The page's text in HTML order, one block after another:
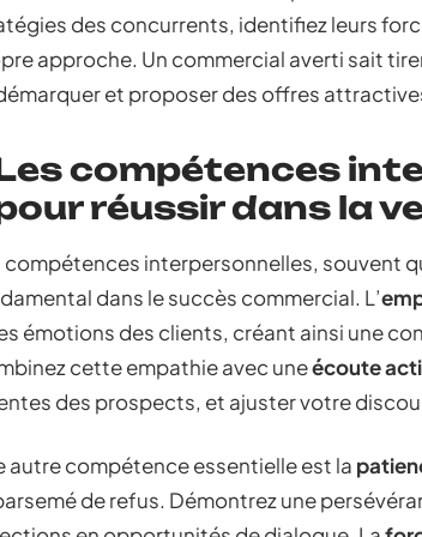
des concurrents, identifiez leurs
approche. Un commercial averti sait
et proposer des offres
compétences
réussir dans la
compétences interpersonnelles, souvent
dans le succès commercial. L’
émotions des clients, créant ainsi une
cette empathie avec uneécoute
des prospects, et ajuster votre
autre compétence essentielle est la
de refus. Démontrez une